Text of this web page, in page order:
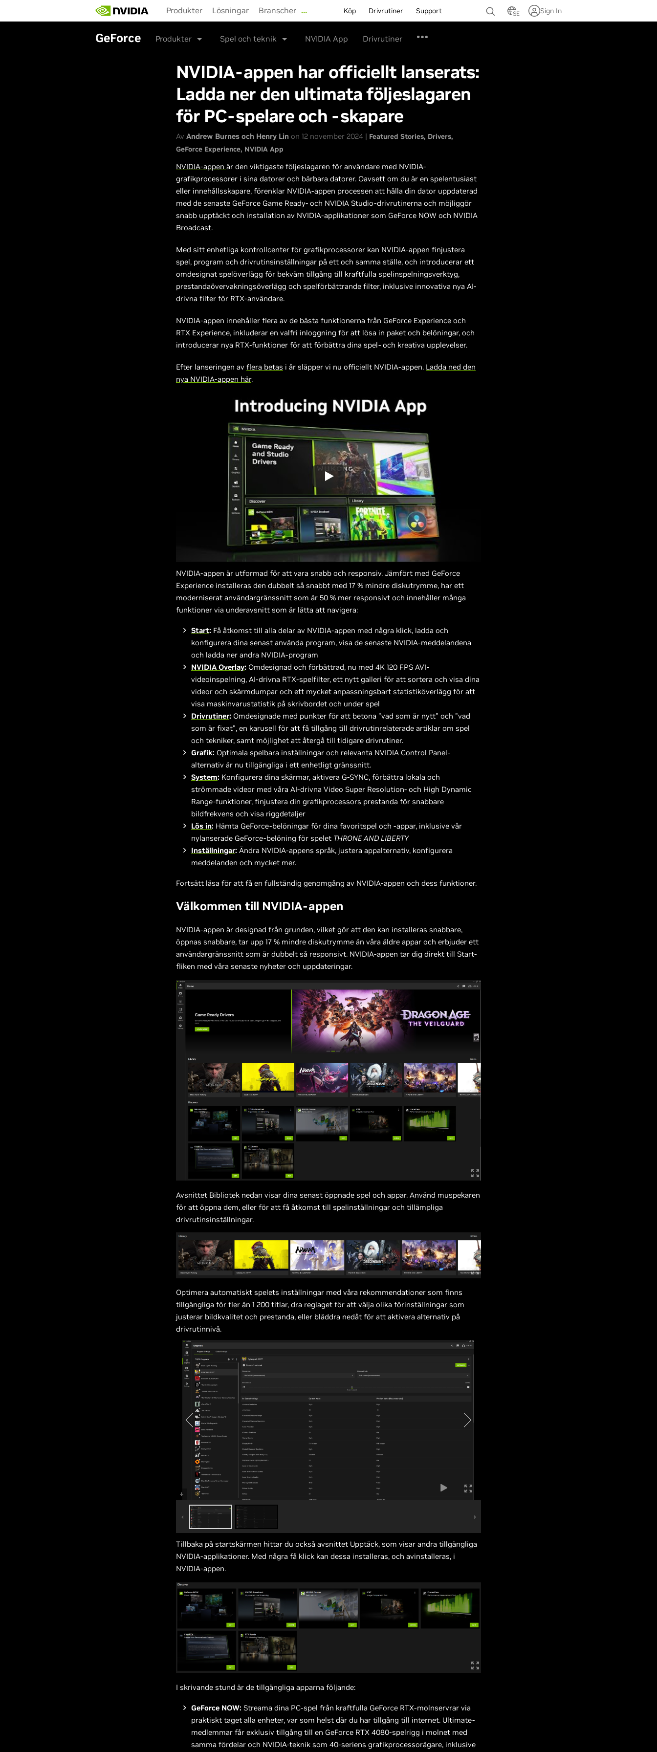
main
Produkter Lösningar Branscher … Köp Drivrutiner Support SE Sign In
GeForce Produkter Spel och teknik NVIDIA App Drivrutiner
NVIDIA-appen har officiellt lanserats:
Ladda ner den ultimata följeslagaren
för PC-spelare och -skapare
Av Andrew Burnes och Henry Lin on 12 november 2024 | Featured Stories Drivers
GeForce Experience NVIDIA App
NVIDIA-appen är den viktigaste följeslagaren för användare med NVIDIA-
grafikprocessorer i sina datorer och bärbara datorer. Oavsett om du är en spelentusiast
eller innehållsskapare, förenklar NVIDIA-appen processen att hålla din dator uppdaterad
med de senaste GeForce Game Ready- och NVIDIA Studio-drivrutinerna och möjliggör
snabb upptäckt och installation av NVIDIA-applikationer som GeForce NOW och NVIDIA
Broadcast.
Med sitt enhetliga kontrollcenter för grafikprocessorer kan NVIDIA-appen finjustera
spel, program och drivrutinsinställningar på ett och samma ställe, och introducerar ett
omdesignat spelöverlägg för bekväm tillgång till kraftfulla spelinspelningsverktyg,
prestandaövervakningsöverlägg och spelförbättrande filter, inklusive innovativa nya AI-
drivna filter för RTX-användare.
NVIDIA-appen innehåller flera av de bästa funktionerna från GeForce Experience och
RTX Experience, inkluderar en valfri inloggning för att lösa in paket och belöningar, och
introducerar nya RTX-funktioner för att förbättra dina spel- och kreativa upplevelser.
Efter lanseringen av flera betas i år släpper vi nu officiellt NVIDIA-appen. Ladda ned den
nya NVIDIA-appen här.
NVIDIA-appen är utformad för att vara snabb och responsiv. Jämfört med GeForce
Experience installeras den dubbelt så snabbt med 17 % mindre diskutrymme, har ett
moderniserat användargränssnitt som är 50 % mer responsivt och innehåller många
funktioner via underavsnitt som är lätta att navigera:
Start: Få åtkomst till alla delar av NVIDIA-appen med några klick, ladda och
konfigurera dina senast använda program, visa de senaste NVIDIA-meddelandena
och ladda ner andra NVIDIA-program
NVIDIA Overlay: Omdesignad och förbättrad, nu med 4K 120 FPS AV1-
videoinspelning, AI-drivna RTX-spelfilter, ett nytt galleri för att sortera och visa dina
videor och skärmdumpar och ett mycket anpassningsbart statistiköverlägg för att
visa maskinvarustatistik på skrivbordet och under spel
Drivrutiner: Omdesignade med punkter för att betona "vad som är nytt" och "vad
som är fixat", en karusell för att få tillgång till drivrutinrelaterade artiklar om spel
och tekniker, samt möjlighet att återgå till tidigare drivrutiner.
Grafik: Optimala spelbara inställningar och relevanta NVIDIA Control Panel-
alternativ är nu tillgängliga i ett enhetligt gränssnitt.
System: Konfigurera dina skärmar, aktivera G-SYNC, förbättra lokala och
strömmade videor med våra AI-drivna Video Super Resolution- och High Dynamic
Range-funktioner, finjustera din grafikprocessors prestanda för snabbare
bildfrekvens och visa riggdetaljer
Lös in: Hämta GeForce-belöningar för dina favoritspel och -appar, inklusive vår
nylanserade GeForce-belöning för spelet THRONE AND LIBERTY
Inställningar: Ändra NVIDIA-appens språk, justera appalternativ, konfigurera
meddelanden och mycket mer.
Fortsätt läsa för att få en fullständig genomgång av NVIDIA-appen och dess funktioner.
Välkommen till NVIDIA-appen
NVIDIA-appen är designad från grunden, vilket gör att den kan installeras snabbare,
öppnas snabbare, tar upp 17 % mindre diskutrymme än våra äldre appar och erbjuder ett
användargränssnitt som är dubbelt så responsivt. NVIDIA-appen tar dig direkt till Start-
fliken med våra senaste nyheter och uppdateringar.
Avsnittet Bibliotek nedan visar dina senast öppnade spel och appar. Använd muspekaren
för att öppna dem, eller för att få åtkomst till spelinställningar och tillämpliga
drivrutinsinställningar.
Optimera automatiskt spelets inställningar med våra rekommendationer som finns
tillgängliga för fler än 1 200 titlar, dra reglaget för att välja olika förinställningar som
justerar bildkvalitet och prestanda, eller bläddra nedåt för att aktivera alternativ på
drivrutinnivå.
Tillbaka på startskärmen hittar du också avsnittet Upptäck, som visar andra tillgängliga
NVIDIA-applikationer. Med några få klick kan dessa installeras, och avinstalleras, i
NVIDIA-appen.
I skrivande stund är de tillgängliga apparna följande:
GeForce NOW: Streama dina PC-spel från kraftfulla GeForce RTX-molnservrar via
praktiskt taget alla enheter, var som helst där du har tillgång till internet. Ultimate-
medlemmar får exklusiv tillgång till en GeForce RTX 4080-spelrigg i molnet med
samma fördelar och NVIDIA-teknik som 40-seriens grafikprocessorägare, inklusive